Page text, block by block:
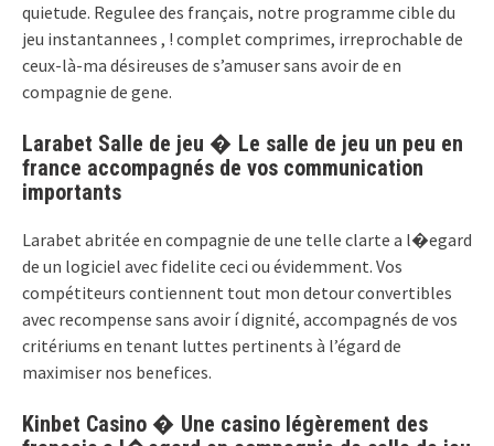
quietude. Regulee des français, notre programme cible du
jeu instantannees , ! complet comprimes, irreprochable de
ceux-là-ma désireuses de s’amuser sans avoir de en
compagnie de gene.
Larabet Salle de jeu � Le salle de jeu un peu en
france accompagnés de vos communication
importants
Larabet abritée en compagnie de une telle clarte a l�egard
de un logiciel avec fidelite ceci ou évidemment. Vos
compétiteurs contiennent tout mon detour convertibles
avec recompense sans avoir í dignité, accompagnés de vos
critériums en tenant luttes pertinents à l’égard de
maximiser nos benefices.
Kinbet Casino � Une casino légèrement des